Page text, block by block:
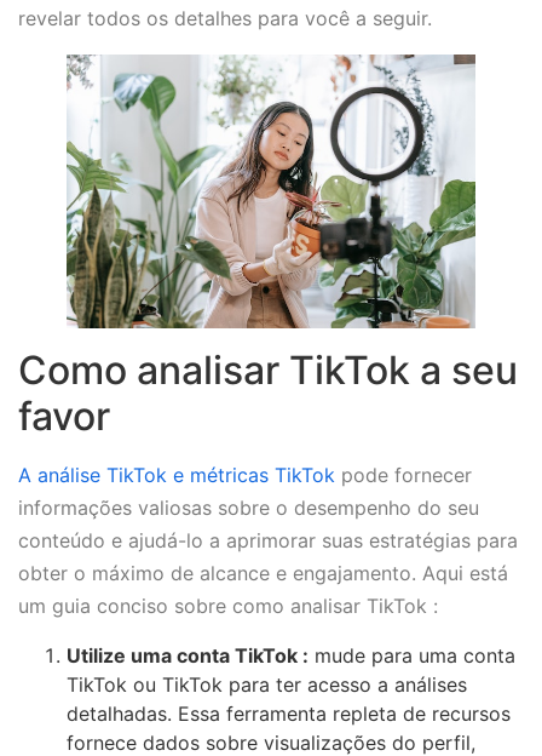
revelar todos os detalhes para você a seguir.
Como analisar TikTok a seu
favor
A análise TikTok e métricas TikTok pode fornecer
informações valiosas sobre o desempenho do seu
conteúdo e ajudá-lo a aprimorar suas estratégias para
obter o máximo de alcance e engajamento. Aqui está
um guia conciso sobre como analisar TikTok :
Utilize uma conta TikTok : mude para uma conta
TikTok ou TikTok para ter acesso a análises
detalhadas. Essa ferramenta repleta de recursos
fornece dados sobre visualizações do perfil,